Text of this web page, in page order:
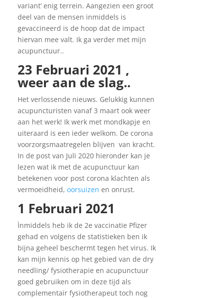
variant’ enig terrein. Aangezien een groot
deel van de mensen inmiddels is
gevaccineerd is de hoop dat de impact
hiervan mee valt. Ik ga verder met mijn
acupunctuur..
23 Februari 2021 ,
weer aan de slag..
Het verlossende nieuws. Gelukkig kunnen
acupuncturisten vanaf 3 maart ook weer
aan het werk! Ik werk met mondkapje en
uiteraard is een ieder welkom. De corona
voorzorgsmaatregelen blijven van kracht.
In de post van Juli 2020 hieronder kan je
lezen wat ik met de acupunctuur kan
betekenen voor post corona klachten als
vermoeidheid, oorsuizen en onrust.
1 Februari 2021
Ìnmiddels heb ik de 2e vaccinatie Pfizer
gehad en volgens de statistieken ben ik
bijna geheel beschermt tegen het virus. Ik
kan mijn kennis op het gebied van de dry
needling/ fysiotherapie en acupunctuur
goed gebruiken om in deze tijd als
complementair fysiotherapeut toch nog